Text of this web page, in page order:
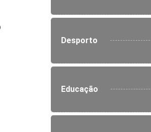
Desporto
Educação